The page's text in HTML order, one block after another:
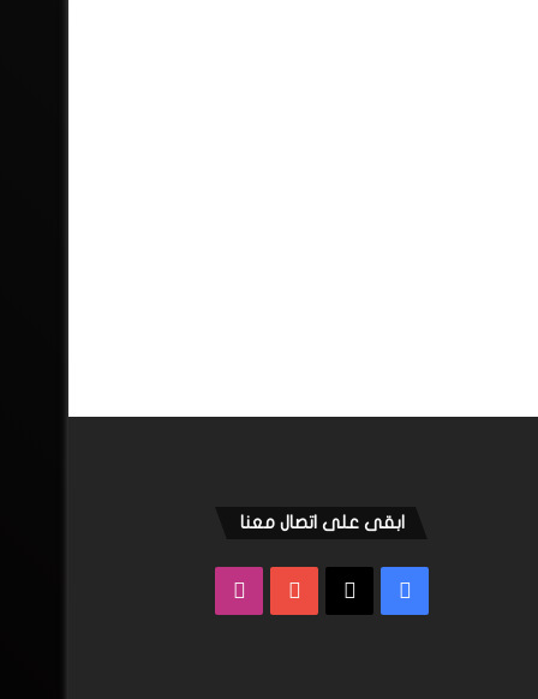
ابقى على اتصال معنا
فيسبوك ‫YouTube